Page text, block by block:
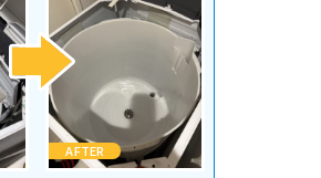
AFTER